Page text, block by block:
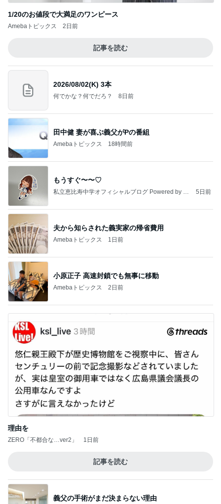
1/20のお値段で大満足のワンピース
Amebaトピックス 2日前
記事を読む
2026/08/02(K) 3本
何でかな？何でだろ？ 8日前
田中健 妻が喜ぶ義父がPの番組
Amebaトピックス 18時間前
もうすぐ〜〜♡
私立恵比寿中学オフィシャルブログ Powered by A
5日前
夫から知らされた義実家の帰省費用
Amebaトピックス 1日前
小原正子 高速封鎖でも無事に移動
Amebaトピックス 2日前
理由を
ZERO「不都合な…ver2」 1日前
記事を読む
義父の手術がまだ決まらない理由